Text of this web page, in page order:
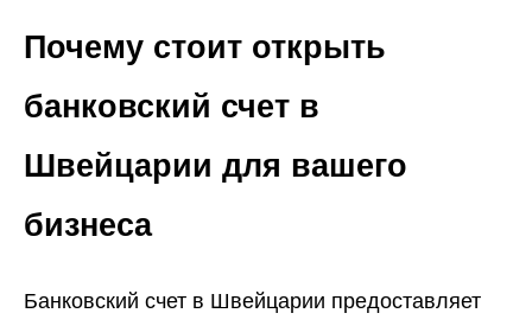
Почему стоит открыть
банковский счет в
Швейцарии для вашего
бизнеса
Банковский счет в Швейцарии предоставляет